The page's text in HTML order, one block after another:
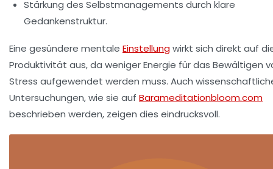
Stärkung des Selbstmanagements durch klare
Gedankenstruktur.
Eine gesündere mentale Einstellungwirkt sich direkt auf
Produktivität aus, da weniger Energie für das Bewältigen
Stress aufgewendet werden muss. Auch
Untersuchungen, wie sie auf Barameditationbloom.com
beschrieben werden, zeigen dies eindrucksvoll.